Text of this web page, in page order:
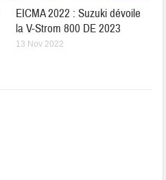
EICMA 2022 : Suzuki dévoile
la V-Strom 800 DE 2023
13 Nov 2022